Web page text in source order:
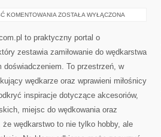
KOMENTOWANIA DIY
SAM
ZOSTAŁA WYŁĄCZONA
to praktyczny portal o
zestawia zamiłowanie do wędkarstwa
doświadczeniem. To przestrzeń, w
wędkarze oraz wprawieni miłośnicy
inspiracje dotyczące akcesoriów,
miejsc do wędkowania oraz
wędkarstwo to nie tylko hobby, ale